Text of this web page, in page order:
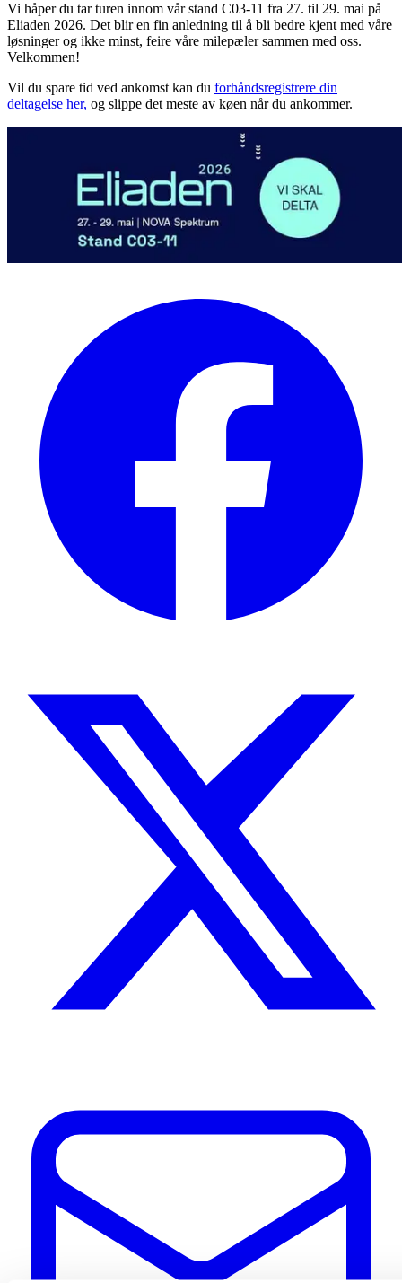
Vi håper du tar turen innom vår stand C03-11 fra 27. til 29. mai på
Eliaden 2026. Det blir en fin anledning til å bli bedre kjent med våre
løsninger og ikke minst, feire våre milepæler sammen med oss.
Velkommen!
Vil du spare tid ved ankomst kan du forhåndsregistrere din
deltagelse her, og slippe det meste av køen når du ankommer.